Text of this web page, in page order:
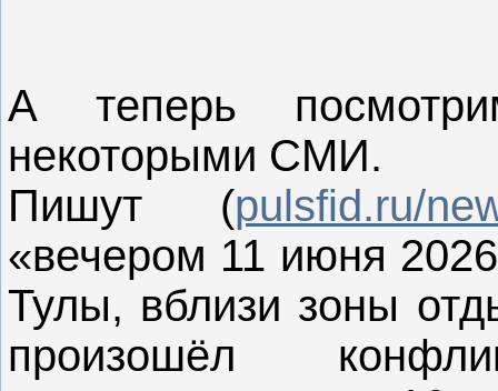
А теперь
некоторыми СМИ.
Пишут (pulsfid.ru/
«вечером 11 июня
Тулы, вблизи зоны
произошёл